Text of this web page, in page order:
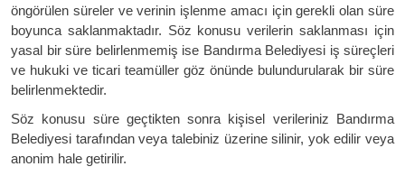
öngörülen süreler ve verinin işlenme amacı için gerekli olan süre
boyunca saklanmaktadır. Söz konusu verilerin saklanması için
yasal bir süre belirlenmemiş ise Bandırma Belediyesi iş süreçleri
ve hukuki ve ticari teamüller göz önünde bulundurularak bir süre
belirlenmektedir.
Söz konusu süre geçtikten sonra kişisel verileriniz Bandırma
Belediyesi tarafından veya talebiniz üzerine silinir, yok edilir veya
anonim hale getirilir.